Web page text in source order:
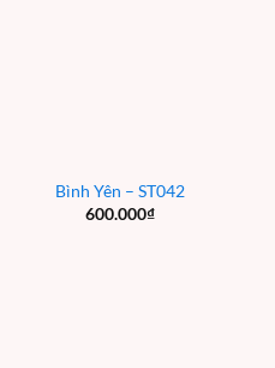
Bình Yên – ST042
600.000₫